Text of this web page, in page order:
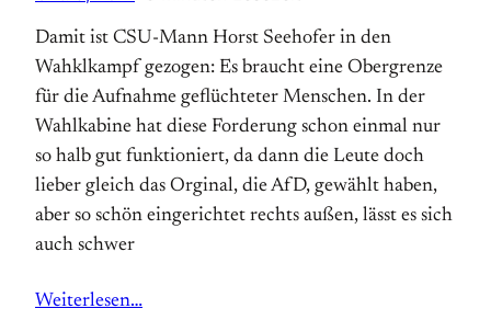
Damit ist CSU-Mann Horst Seehofer in den
Wahklkampf gezogen: Es braucht eine Obergrenze
für die Aufnahme geflüchteter Menschen. In der
Wahlkabine hat diese Forderung schon einmal nur
so halb gut funktioniert, da dann die Leute doch
lieber gleich das Orginal, die AfD, gewählt haben,
aber so schön eingerichtet rechts außen, lässt es sich
auch schwer
Weiterlesen…